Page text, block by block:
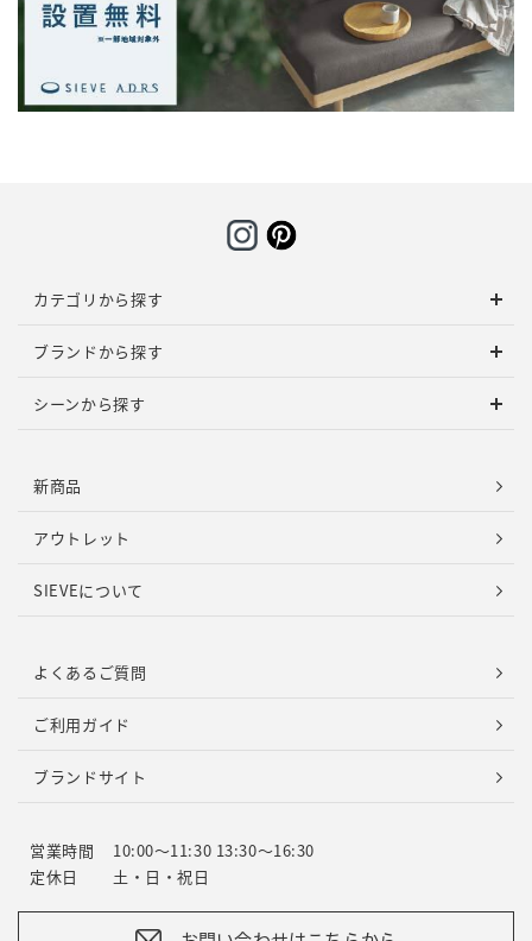
カテゴリから探す
ブランドから探す
シーンから探す
新商品
アウトレット
SIEVEについて
よくあるご質問
ご利用ガイド
ブランドサイト
営業時間
10:00～11:30 13:30～16:30
定休日
土・日・祝日